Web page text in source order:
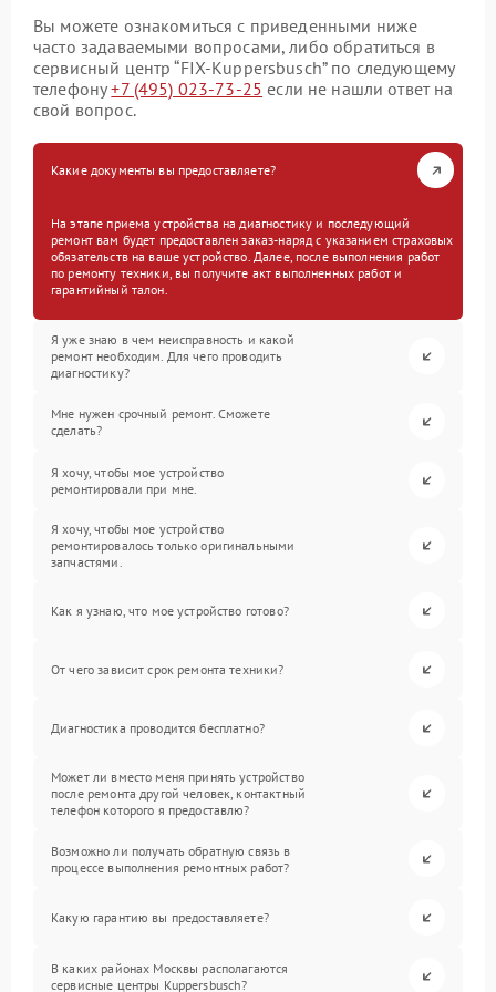
Вы можете ознакомиться с приведенными ниже
часто задаваемыми вопросами, либо обратиться в
сервисный центр “FIX-Kuppersbusch” по следующему
телефону+7 (495) 023-73-25 если не нашли ответ на
свой вопрос.
Какие документы вы предоставляете?
На этапе приема устройства на диагностику и последующий
ремонт вам будет предоставлен заказ-наряд с указанием страховых
обязательств на ваше устройство. Далее, после выполнения работ
по ремонту техники, вы получите акт выполненных работ и
гарантийный талон.
Я уже знаю в чем неисправность и какой
ремонт необходим. Для чего проводить
диагностику?
Мне нужен срочный ремонт. Сможете
сделать?
Я хочу, чтобы мое устройство
ремонтировали при мне.
Я хочу, чтобы мое устройство
ремонтировалось только оригинальными
запчастями.
Как я узнаю, что мое устройство готово?
От чего зависит срок ремонта техники?
Диагностика проводится бесплатно?
Может ли вместо меня принять устройство
после ремонта другой человек, контактный
телефон которого я предоставлю?
Возможно ли получать обратную связь в
процессе выполнения ремонтных работ?
Какую гарантию вы предоставляете?
В каких районах Москвы располагаются
сервисные центры Kuppersbusch?